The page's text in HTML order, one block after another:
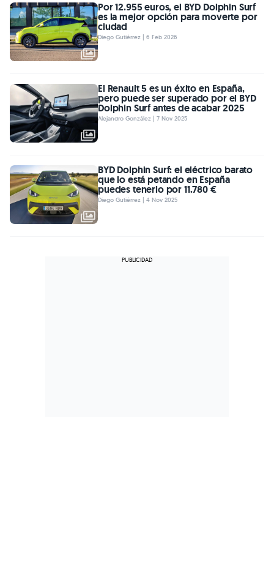
Por 12.955 euros, el BYD Dolphin Surf
es la mejor opción para moverte por
ciudad
Diego Gutiérrez | 6 Feb 2026
El Renault 5 es un éxito en España,
pero puede ser superado por el BYD
Dolphin Surf antes de acabar 2025
Alejandro González | 7 Nov 2025
BYD Dolphin Surf: el eléctrico barato
que lo está petando en España
puedes tenerlo por 11.780 €
Diego Gutiérrez | 4 Nov 2025